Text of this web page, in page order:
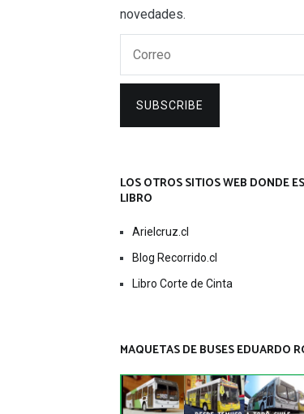
novedades.
SUBSCRIBE
LOS OTROS SITIOS WEB DONDE
LIBRO
Arielcruz.cl
Blog Recorrido.cl
Libro Corte de Cinta
MAQUETAS DE BUSES EDUARDO